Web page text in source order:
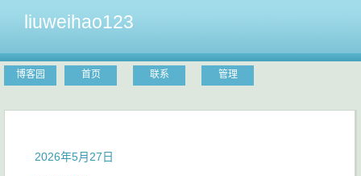
liuweihao123
博客园 首页 联系 管理
2026年5月27日